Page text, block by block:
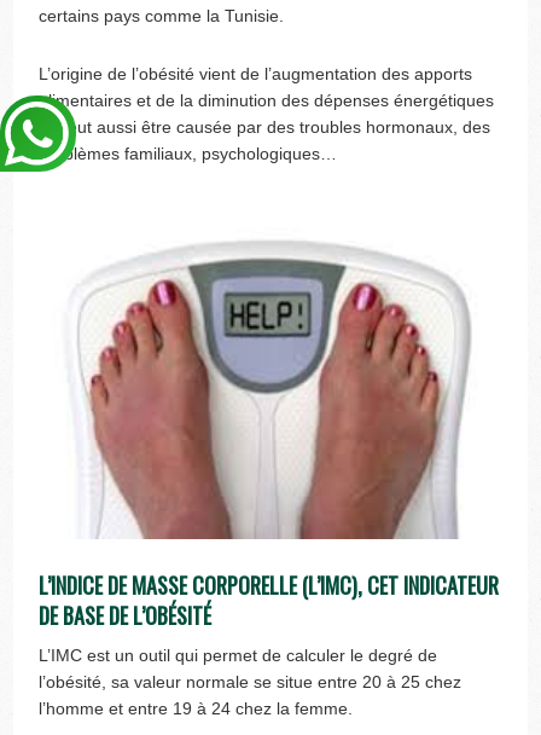
certains pays comme la Tunisie.
L’origine de l’obésité vient de l’augmentation des apports
alimentaires et de la diminution des dépenses énergétiques
et peut aussi être causée par des troubles hormonaux, des
problèmes familiaux, psychologiques…
L’INDICE DE MASSE CORPORELLE (L’IMC), CET INDICATEUR
DE BASE DE L’OBÉSITÉ
L’IMC est un outil qui permet de calculer le degré de
l’obésité, sa valeur normale se situe entre 20 à 25 chez
l’homme et entre 19 à 24 chez la femme.